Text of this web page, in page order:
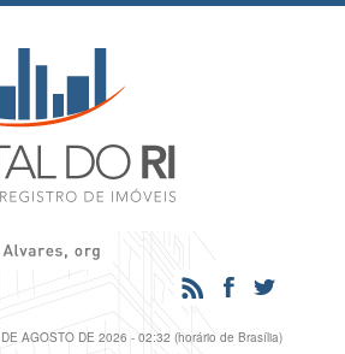
AGOSTO DE 2026 - 02:32 (horário de Brasília)